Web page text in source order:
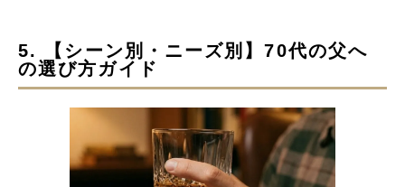
5. 【シーン別・ニーズ別】70代の父へ
の選び方ガイド